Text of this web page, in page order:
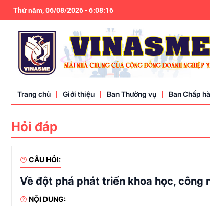
Thứ năm, 06/08/2026-6:08:17
Trang chủ Giới thiệu
Điều lệ
Ban Thường vụ Ban Chấp
Hỏi đáp
CÂU HỎI:
Về đột phá phát triển khoa học, công
NỘI DUNG: